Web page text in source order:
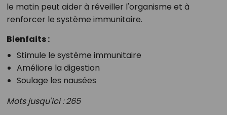
le matin peut aider à réveiller l'organisme et à
renforcer le système immunitaire.
Bienfaits :
Stimule le système immunitaire
Améliore la digestion
Soulage les nausées
Mots jusqu'ici : 265